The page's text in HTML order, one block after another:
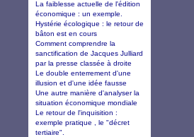
La faiblesse actuelle de l'édition
économique : un exemple.
Hystérie écologique : le retour de
bâton est en cours
Comment comprendre la
sanctification de Jacques Julliard
par la presse classée à droite
Le double enterrement d'une
illusion et d'une idée fausse
Une autre manière d'analyser la
situation économique mondiale
Le retour de l'inquisition :
exemple pratique , le "décret
tertiaire".